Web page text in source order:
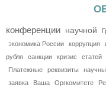
конференции научной
экономика России
коррупция
рубля
санкции кризис статей
Платежные
реквизиты
заявка
Ваша Оргкомитете